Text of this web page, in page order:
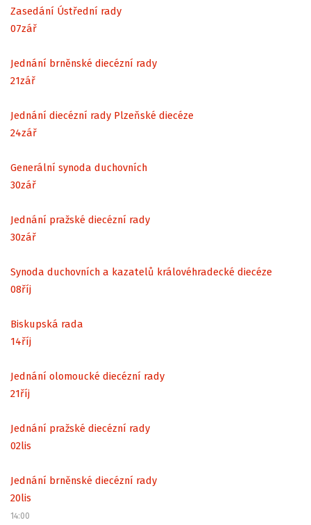
Zasedání Ústřední rady
07zář
Jednání brněnské diecézní rady
21zář
Jednání diecézní rady Plzeňské diecéze
24zář
Generální synoda duchovních
30zář
Jednání pražské diecézní rady
30zář
Synoda duchovních a kazatelů královéhradecké diecéze
08říj
Biskupská rada
14říj
Jednání olomoucké diecézní rady
21říj
Jednání pražské diecézní rady
02lis
Jednání brněnské diecézní rady
20lis
14:00